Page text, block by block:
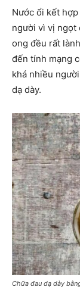
Nước ổi kết
người vì vị ngọt
ong đều rất
đến tính mạng
khá nhiều
dạ dày.
Chữa đau dạ dày